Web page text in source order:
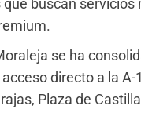
buscan
se ha
directo a la A-
Plaza de